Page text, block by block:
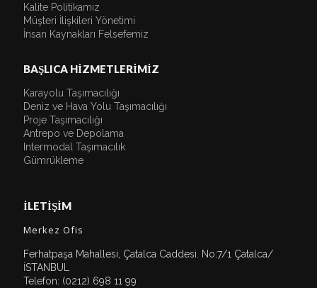
Kalite Politikamız
Müşteri İlişkileri Yönetimi
İnsan Kaynakları Felsefemiz
BAŞLICA HİZMETLERİMİZ
Karayolu Taşımacılığı
Deniz ve Hava Yolu Taşımacılığı
Proje Taşımacılığı
Antrepo ve Depolama
Intermodal Taşımacılık
Gümrükleme
İLETİŞİM
Merkez Ofis
Ferhatpaşa Mahallesi, Çatalca Caddesi. No:7/1 Çatalca/
İSTANBUL
Telefon: (0212) 698 11 99